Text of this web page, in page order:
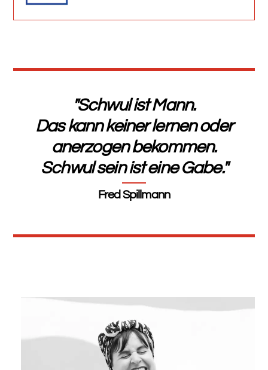
"Schwul ist Mann.
Das kann keiner lernen oder
anerzogen bekommen.
Schwul sein ist eine Gabe."
Fred Spillmann